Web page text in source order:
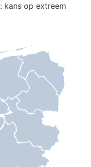
: kans op extreem